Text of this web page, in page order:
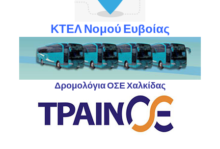
ΚΤΕΛ Νομού Ευβοίας
Δρομολόγια ΟΣΕ Χαλκίδας